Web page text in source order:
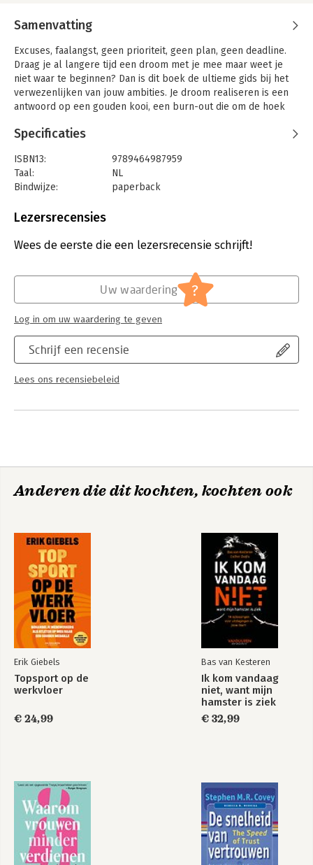
Samenvatting
Excuses, faalangst, geen prioriteit, geen plan, geen deadline.
Draag je al langere tijd een droom met je mee maar weet je
niet waar te beginnen? Dan is dit boek de ultieme gids bij het
verwezenlijken van jouw ambities. Je droom realiseren is een
antwoord op een gouden kooi, een burn-out die om de hoek
obstakels je al langer tegenhouden en krijg concrete
stappenplan biedt dit boek de structuur die je nodig hebt om
jouw wildste dromen waar te maken.
beleving: Waar wacht je nog op? inspireert en begeleidt je
Durf je jouw aspiraties recht in de ogen te kijken? Ben je klaar
Zo ja, waar wacht je nog op?
Specificaties
ISBN13:
9789464987959
Taal:
NL
Bindwijze:
paperback
Uitgever:
Verschijningsdatum:
1-10-2024
Algemeen management
Lezersrecensies
Wees de eerste die een lezersrecensie schrijft!
Schrijf een recensie
Lees ons recensiebeleid
Uw waardering ?
Log in om uw waardering te geven
Anderen die dit kochten, kochten ook
Erik Giebels
Topsport op de
werkvloer
€ 24,99
Bas van Kesteren
Ik kom vandaag
niet, want mijn
hamster is ziek
€ 32,99